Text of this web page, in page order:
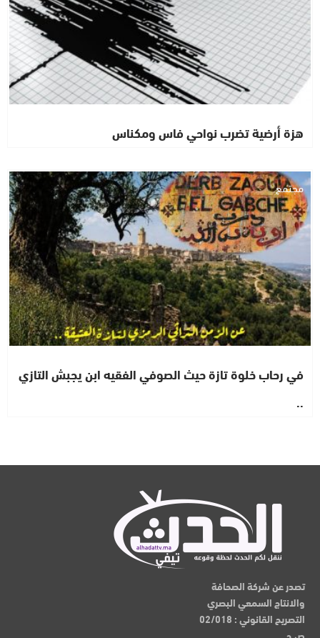
هزة أرضية تضرب نواحي فاس ومكناس
مجتمع
في رحاب خلوة تازة حيث الصوفي الفقيه ابن يجبش التازي
..
تصدر عن شركة الصحافة
والانتاج السمعي البصري
التصريح القانوني : 02/018